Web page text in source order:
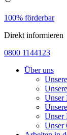
100% förderbar
Direkt informieren
0800 1144123
Über uns
Unser
Unser
Unser